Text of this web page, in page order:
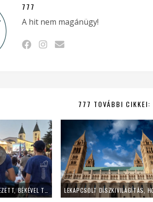
777
A hit nem magánügy!
777 TOVÁBBI CIKKEI: